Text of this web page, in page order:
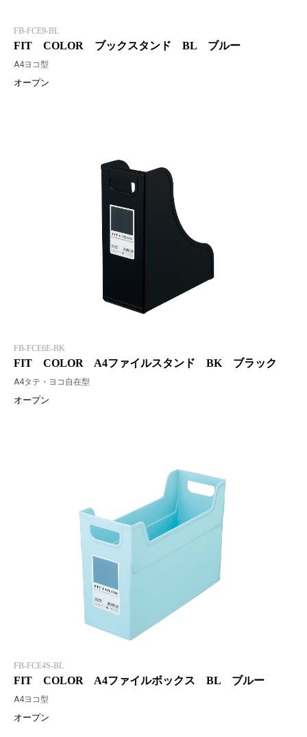
FB-FCE9-BL
FIT COLOR ブックスタンド BL ブルー
A4ヨコ型
オープン
FB-FCE6E-BK
FIT COLOR A4ファイルスタンド BK ブラック
A4タテ・ヨコ自在型
オープン
FB-FCE4S-BL
FIT COLOR A4ファイルボックス BL ブルー
A4ヨコ型
オープン